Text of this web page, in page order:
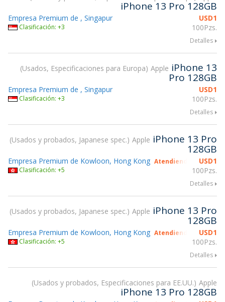
iPhone 13 Pro 128GB
USD1
100Pzs.
Empresa Premium de , Singapur
Clasificación: +3
Detalles
Usados, Especificaciones para Europa Apple iPhone 13
Pro 128GB
USD1
100Pzs.
Empresa Premium de , Singapur
Clasificación: +3
Detalles
Usados y probados, Japanese spec. Apple iPhone 13 Pro
128GB
USD1
100Pzs.
Empresa Premium de Kowloon, Hong Kong Atendiendo gsmX
Clasificación: +5
Detalles
Usados y probados, Japanese spec. Apple iPhone 13 Pro
128GB
USD1
100Pzs.
Empresa Premium de Kowloon, Hong Kong Atendiendo gsmX
Clasificación: +5
Detalles
Usados y probados, Especificaciones para EE.UU. Apple
iPhone 13 Pro 128GB